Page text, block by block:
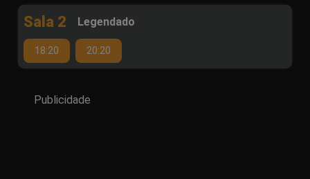
Sala 2 Legendado
18:20 20:20
Publicidade